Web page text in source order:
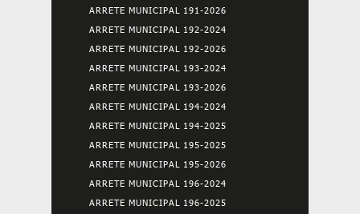
ARRETE MUNICIPAL 191-2026
ARRETE MUNICIPAL 192-2024
ARRETE MUNICIPAL 192-2026
ARRETE MUNICIPAL 193-2024
ARRETE MUNICIPAL 193-2026
ARRETE MUNICIPAL 194-2024
ARRETE MUNICIPAL 194-2025
ARRETE MUNICIPAL 195-2025
ARRETE MUNICIPAL 195-2026
ARRETE MUNICIPAL 196-2024
ARRETE MUNICIPAL 196-2025